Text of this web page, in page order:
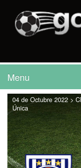
Menu
04 de Octubre 2022 >
Única